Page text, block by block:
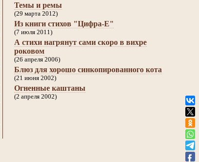
Темы и ремы
(29 марта 2012)
Из книги стихов "Цифра-Е"
(7 июля 2011)
А стихи нагрянут сами скоро в вихре
роковом
(26 апреля 2006)
Блюз для хорошо синкопированного кота
(21 июня 2002)
Огненные каштаны
(2 апреля 2002)